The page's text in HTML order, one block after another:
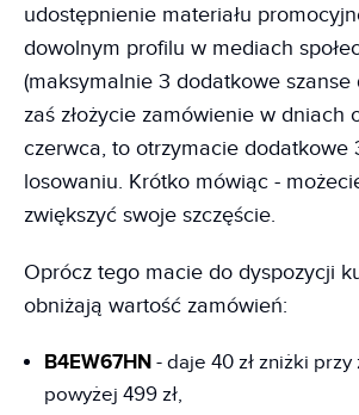
udostępnienie materiału
dowolnym profilu w mediach
(maksymalnie 3 dodatkowe szanse
zaś złożycie zamówienie w dniach
czerwca, to otrzymacie dodatkowe
losowaniu. Krótko mówiąc -
zwiększyć swoje szczęście.
Oprócz tego macie do dyspozycji
obniżają wartość zamówień:
B4EW67HN - daje 40 zł zniżki
powyżej 499 zł,